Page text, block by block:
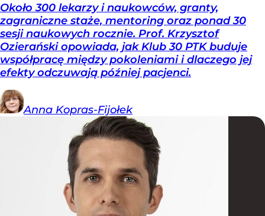
Około 300 lekarzy i naukowców, granty,
zagraniczne staże, mentoring oraz ponad 30
sesji naukowych rocznie. Prof. Krzysztof
Ozierański opowiada, jak Klub 30 PTK buduje
współpracę między pokoleniami i dlaczego jej
efekty odczuwają później pacjenci.
Anna Kopras-Fijołek